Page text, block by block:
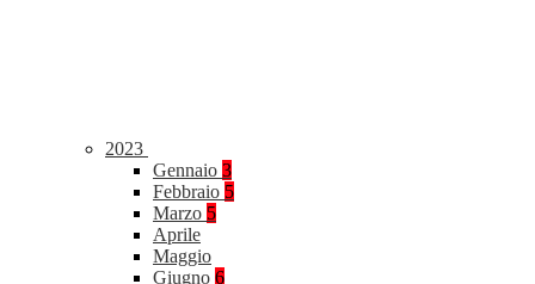
2023
Gennaio 3
Febbraio 5
Marzo 5
Aprile
Maggio
Giugno 6